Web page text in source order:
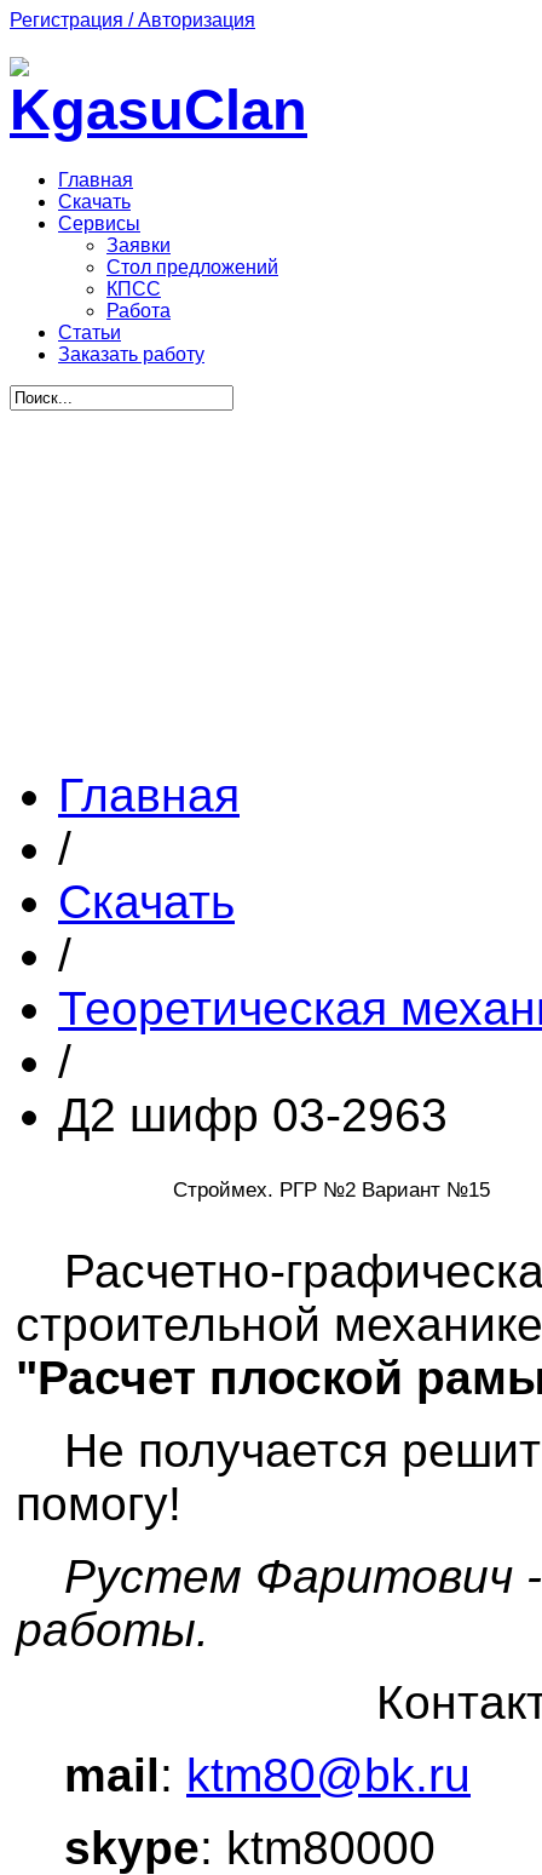
Регистрация / Авторизация
Главная
Скачать
Сервисы
Заявки
Стол предложений
КПСС
Работа
Статьи
Заказать работу
Главная
/
Скачать
/
Теоретическая
/
Д2 шифр 03-2963
Строймех. РГР №2 Вариант №15
Расчетно-
строительной
"Расчет плоской
Не получается
помогу!
Рустем Фаритович
работы.
mail: ktm80@bk.ru
skype: ktm80000